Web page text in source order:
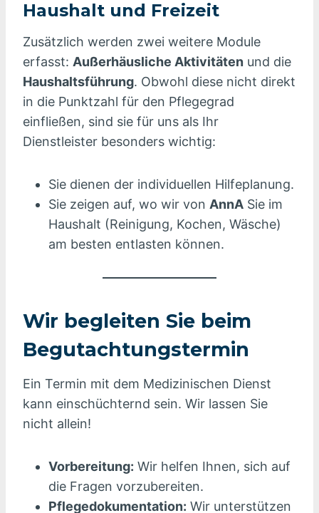
Haushalt und Freizeit
Zusätzlich werden zwei weitere Module
erfasst: Außerhäusliche Aktivitäten und die
Haushaltsführung. Obwohl diese nicht direkt
in die Punktzahl für den Pflegegrad
einfließen, sind sie für uns als Ihr
Dienstleister besonders wichtig:
Sie dienen der individuellen Hilfeplanung.
Sie zeigen auf, wo wir von AnnA Sie im
Haushalt (Reinigung, Kochen, Wäsche)
am besten entlasten können.
Wir begleiten Sie beim
Begutachtungstermin
Ein Termin mit dem Medizinischen Dienst
kann einschüchternd sein. Wir lassen Sie
nicht allein!
Vorbereitung: Wir helfen Ihnen, sich auf
die Fragen vorzubereiten.
Pflegedokumentation: Wir unterstützen